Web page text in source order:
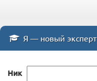
Я — новый эксперт
Ник